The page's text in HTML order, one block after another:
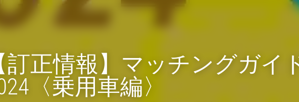
【訂正情報】マッチングガイ
〈乗用車編〉